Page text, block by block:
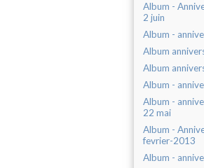
Album -
2 juin
Album -
Album
Album
Album -
Album -
22 mai
Album -
fevrier-2013
Album -